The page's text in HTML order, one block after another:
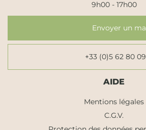
9h00 - 17h00
Envoyer un
+33 (0)5 62 80
AIDE
Mentions légales
C.G.V.